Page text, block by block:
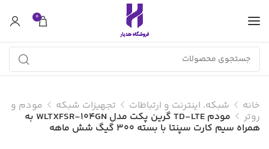
0
خانه شبکه. اینترنت و ارتباطات تجهیزات شبکه مودم و
روتر مودم TD-LTE گرین پکت مدل WLTXFSR-104GN به
همراه سیم کارت سپنتا با بسته 300 گیگ شش ماهه